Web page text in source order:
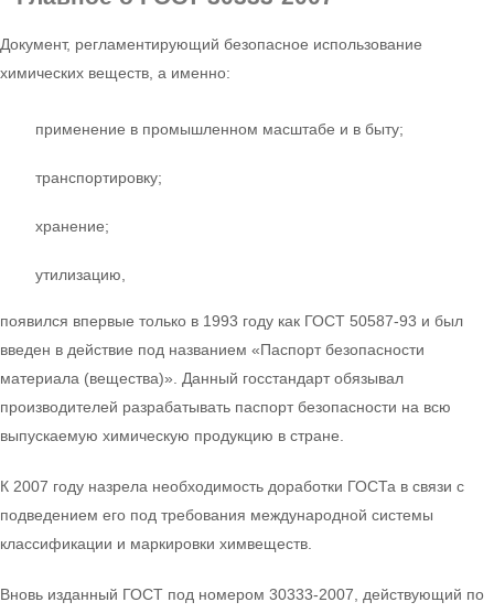
Документ, регламентирующий безопасное использование
химических веществ, а именно:
применение в промышленном масштабе и в быту;
транспортировку;
хранение;
утилизацию,
появился впервые только в 1993 году как ГОСТ 50587-93 и был
введен в действие под названием «Паспорт безопасности
материала (вещества)». Данный госстандарт обязывал
производителей разрабатывать паспорт безопасности на всю
выпускаемую химическую продукцию в стране.
К 2007 году назрела необходимость доработки ГОСТа в связи с
подведением его под требования международной системы
классификации и маркировки химвеществ.
Вновь изданный ГОСТ под номером 30333-2007, действующий по